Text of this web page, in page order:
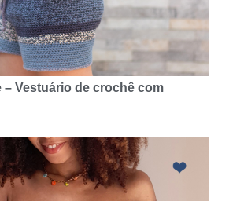
– Vestuário de crochê com